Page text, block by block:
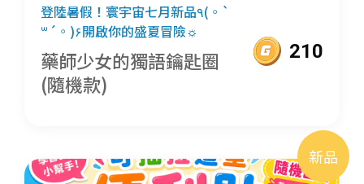
登陸暑假！寰宇宙七月新品٩(◦`
꒳´◦)۶開啟你的盛夏冒險☼
藥師少女的獨語鑰匙圈
(隨機款)
210
新品